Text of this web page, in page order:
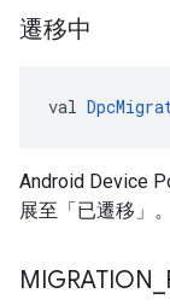
遷移中
val
Android Device
展至「已遷移」。
MIGRATION